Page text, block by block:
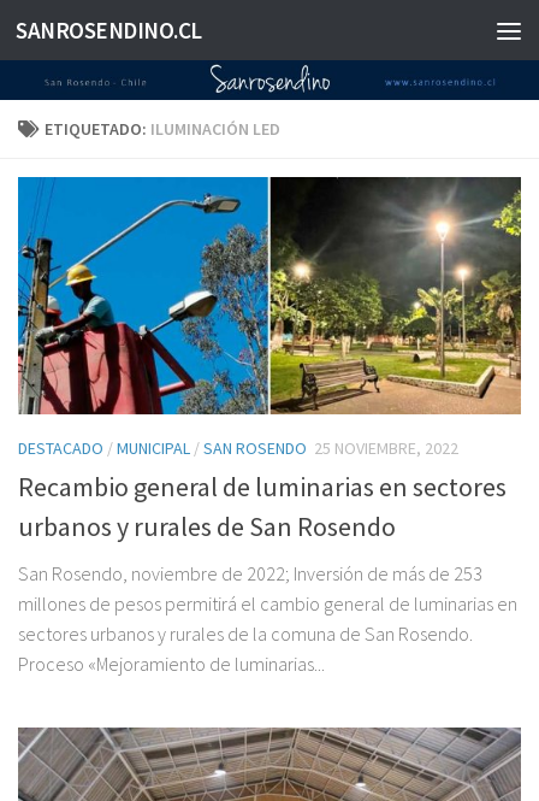
Saltar al contenido
SANROSENDINO.CL
ETIQUETADO: ILUMINACIÓN LED
DESTACADO /MUNICIPAL /SAN ROSENDO 25 NOVIEMBRE, 2022
Recambio general de luminarias en sectores
urbanos y rurales de San Rosendo
San Rosendo, noviembre de 2022; Inversión de más de 253
millones de pesos permitirá el cambio general de luminarias en
sectores urbanos y rurales de la comuna de San Rosendo.
Proceso «Mejoramiento de luminarias...